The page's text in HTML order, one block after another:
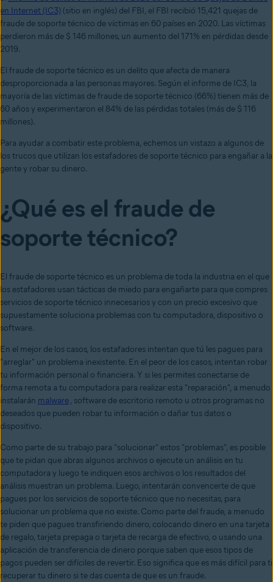
en Internet (IC3) (sitio en inglés) del FBI, el FBI recibió 15,421 quejas de
fraude de soporte técnico de víctimas en 60 países en 2020. Las víctimas
perdieron más de $ 146 millones, un aumento del 171% en pérdidas desde
2019.
El fraude de soporte técnico es un delito que afecta de manera
desproporcionada a las personas mayores. Según el informe de IC3, la
mayoría de las víctimas de fraude de soporte técnico (66%) tienen más de
60 años y experimentaron el 84% de las pérdidas totales (más de $ 116
millones).
Para ayudar a combatir este problema, echemos un vistazo a algunos de
los trucos que utilizan los estafadores de soporte técnico para engañar a la
gente y robar su dinero.
¿Qué es el fraude de
soporte técnico?
El fraude de soporte técnico es un problema de toda la industria en el que
los estafadores usan tácticas de miedo para engañarte para que compres
servicios de soporte técnico innecesarios y con un precio excesivo que
supuestamente soluciona problemas con tu computadora, dispositivo o
software.
En el mejor de los casos, los estafadores intentan que tú les pagues para
"arreglar" un problema inexistente. En el peor de los casos, intentan robar
tu información personal o financiera. Y si les permites conectarse de
forma remota a tu computadora para realizar esta "reparación", a menudo
instalarán malware, software de escritorio remoto u otros programas no
deseados que pueden robar tu información o dañar tus datos o
dispositivo.
Como parte de su trabajo para "solucionar" estos "problemas", es posible
que te pidan que abras algunos archivos o ejecute un análisis en tu
computadora y luego te indiquen esos archivos o los resultados del
análisis muestran un problema. Luego, intentarán convencerte de que
pagues por los servicios de soporte técnico que no necesitas, para
solucionar un problema que no existe. Como parte del fraude, a menudo
te piden que pagues transfiriendo dinero, colocando dinero en una tarjeta
de regalo, tarjeta prepaga o tarjeta de recarga de efectivo, o usando una
aplicación de transferencia de dinero porque saben que esos tipos de
pagos pueden ser difíciles de revertir. Eso significa que es más difícil para ti
recuperar tu dinero si te das cuenta de que es un fraude.